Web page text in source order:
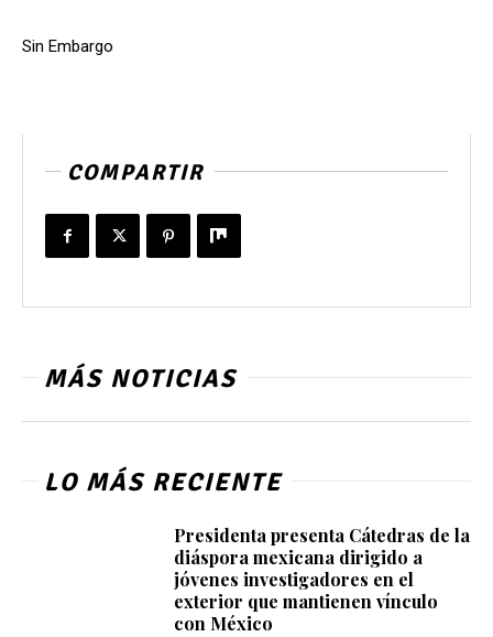
Sin Embargo
COMPARTIR
MÁS NOTICIAS
LO MÁS RECIENTE
Presidenta presenta Cátedras de la
diáspora mexicana dirigido a
jóvenes investigadores en el
exterior que mantienen vínculo
con México